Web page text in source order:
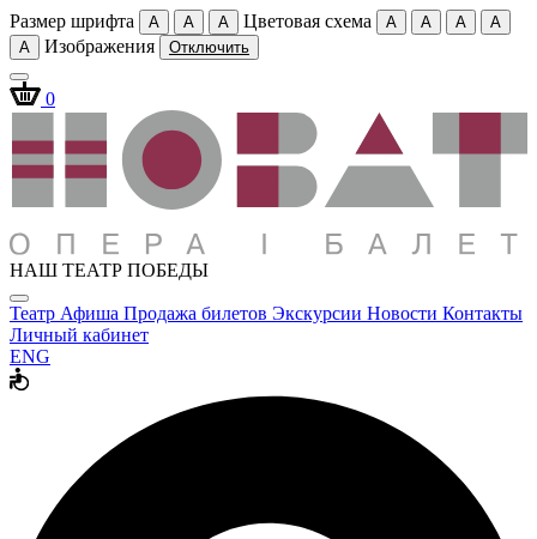
Размер шрифта A A A Цветовая схема A A A
A
A
Изображения Отключить
0
НАШ ТЕАТР ПОБЕДЫ
Театр Афиша Продажа билетов Экскурсии Новости Контакты
Личный кабинет
ENG